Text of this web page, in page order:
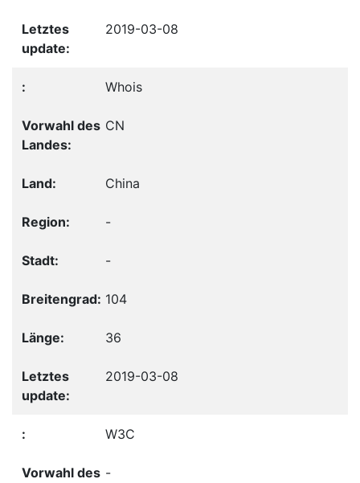
2019-03-08
Whois
CN
China
-
-
104
36
2019-03-08
W3C
-